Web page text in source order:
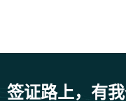
签证路上，有